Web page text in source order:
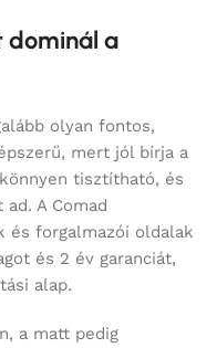
dominál a
olyan fontos,
mert jól bírja a
tisztítható, és
A Comad
és forgalmazói oldalak
és 2 év garanciát,
alap.
a matt pedig